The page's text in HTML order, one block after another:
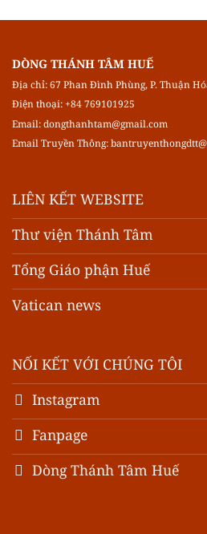
DÒNG THÁNH TÂM HUẾ
Địa chỉ: 67 Phan Đình Phùng, P. Thuận
Điện thoại: +84 769101925
Email:dongthanhtam@gmail.com
Email Truyền Thông:
LIÊN KẾT WEBSITE
Thư viện Thánh Tâm
Tổng Giáo phận Huế
Vatican news
NỐI KẾT VỚI CHÚNG TÔI
Instagram
Fanpage
Dòng Thánh Tâm Huế